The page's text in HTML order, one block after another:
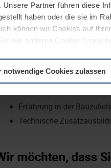
Unsere Partner führen diese
haben oder die sie im
können wir Cookies auf
alle anderen Cookie-Typen
auf der Seite
notwendige Cookies zulassen
Technisches Verständnis
Berufserfahrung im
Wohnort im Vertriebsgebiet
Teamplayer:in mit
Souveränes,
wäre wünschenswert:
Kenntnisse in SAP
Erfahrung in der
Technische
möchten, dass